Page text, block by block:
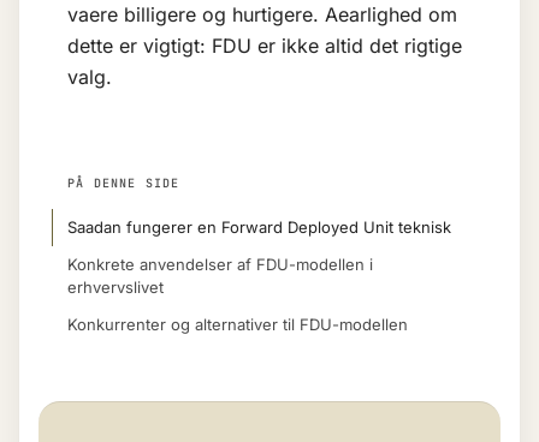
vaere billigere og hurtigere. Aearlighed om
dette er vigtigt: FDU er ikke altid det rigtige
valg.
PÅ DENNE SIDE
Saadan fungerer en Forward Deployed Unit teknisk
Konkrete anvendelser af FDU-modellen i
erhvervslivet
Konkurrenter og alternativer til FDU-modellen